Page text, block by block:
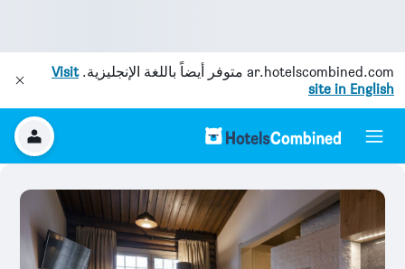
ar.hotelscombined.com متوفر أيضاً باللغة الإنجليزية.Visit
site in English